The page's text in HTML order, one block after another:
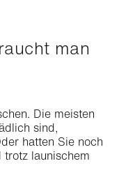
Die meisten
sind,
hatten Sie noch
launischem